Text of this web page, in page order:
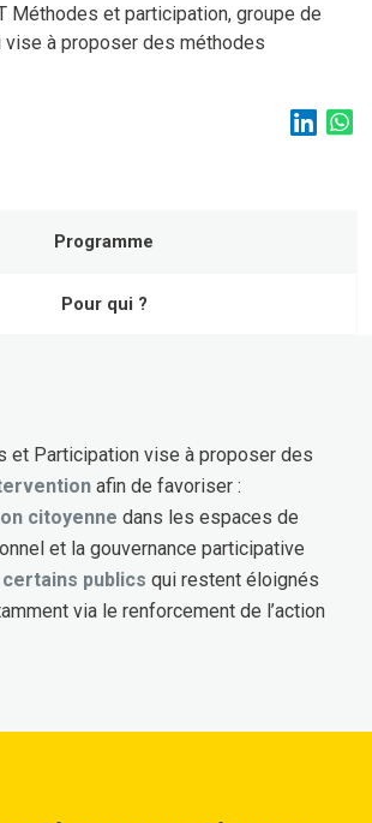
Méthodes et participation, groupe de
vise à proposer des méthodes
Programme
Pour qui ?
et Participation vise à proposer des
afin de favoriser :
citoyenne dans les espaces de
et la gouvernance participative
publics qui restent éloignés
via le renforcement de l’action